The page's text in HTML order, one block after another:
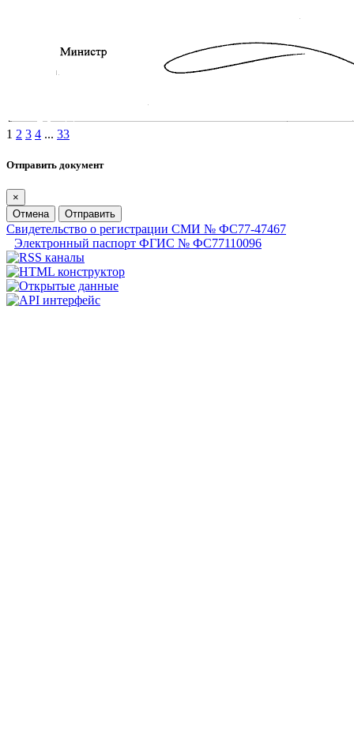
1 2 3 4 ... 33
Отправить документ
×
Отмена
Отправить
Свидетельство о регистрации СМИ № ФС77-47467
Электронный паспорт ФГИС № ФС77110096